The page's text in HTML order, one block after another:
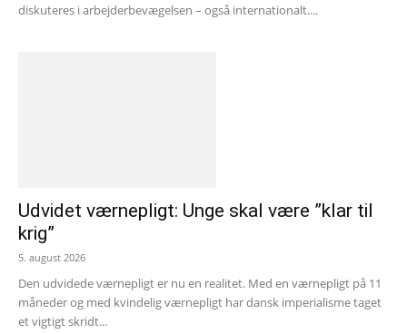
diskuteres i arbejderbevægelsen – også internationalt....
Udvidet værnepligt: Unge skal være ”klar til
krig”
5. august 2026
Den udvidede værnepligt er nu en realitet. Med en værnepligt på 11
måneder og med kvindelig værnepligt har dansk imperialisme taget
et vigtigt skridt...